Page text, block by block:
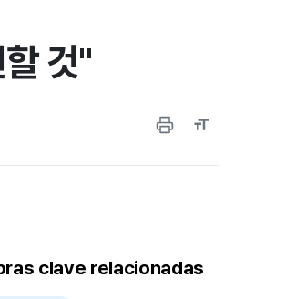
것"
clave relacionadas